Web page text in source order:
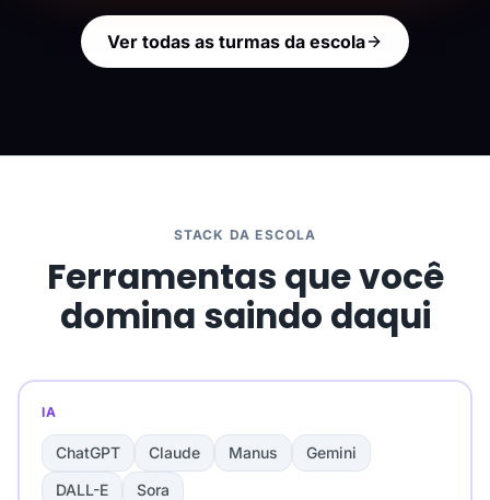
Ver todas as turmas da escola
STACK DA ESCOLA
Ferramentas que você
domina saindo daqui
IA
ChatGPT Claude Manus
Gemini
DALL-E
Sora